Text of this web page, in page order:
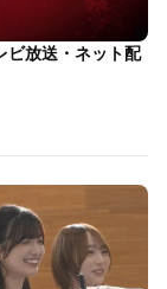
ビ放送・ネット配